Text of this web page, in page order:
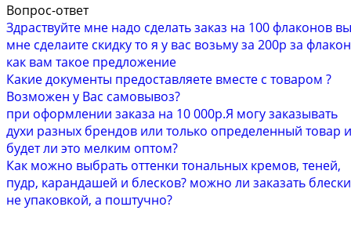
Вопрос-ответ
Здраствуйте мне надо сделать заказ на 100 флаконов вы
мне сделаите скидку то я у вас возьму за 200р за флакон
как вам такое предложение
Какие документы предоставляете вместе с товаром ?
Возможен у Вас самовывоз?
при оформлении заказа на 10 000р.Я могу заказывать
духи разных брендов или только определенный товар и
будет ли это мелким оптом?
Как можно выбрать оттенки тональных кремов, теней,
пудр, карандашей и блесков? можно ли заказать блески
не упаковкой, а поштучно?